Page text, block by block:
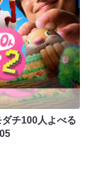
チ100人よべる